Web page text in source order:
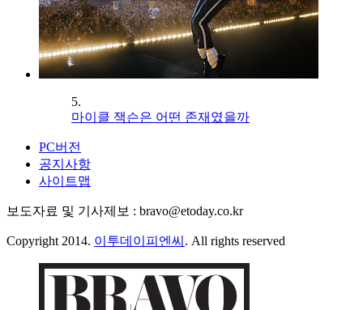
5.
마이클 잭슨은 어떤 존재였을까
PC버전
공지사항
사이트맵
보도자료 및 기사제보 : bravo@etoday.co.kr
Copyright 2014. 이투데이피엔씨 . All rights reserved